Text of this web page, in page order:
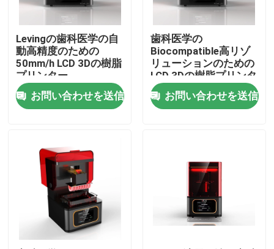
会社案内
品質管理
お問い合わせ
すべての場合
レーザーの金属3Dプリンター
歯科金属3Dプリンター
Levingの歯科医学の自
動高精度のための
50mm/h LCD 3Dの樹脂
プリンター
お問い合わせを送信
歯科医学の
Biocompatible高リゾ
リューションのための
LCD 3Dの樹脂プリンタ
ー
お問い合わせを送信